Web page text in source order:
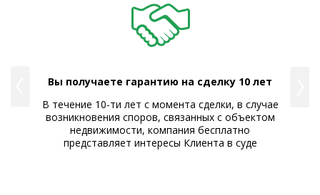
Вы получаете гарантию на сделку 10 лет
В течение 10-ти лет с момента сделки, в случае
возникновения споров, связанных с объектом
недвижимости, компания бесплатно
представляет интересы Клиента в суде